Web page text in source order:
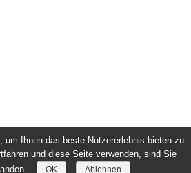
um Ihnen das beste Nutzererlebnis bieten zu
und diese Seite verwenden, sind Sie
OK Ablehnen